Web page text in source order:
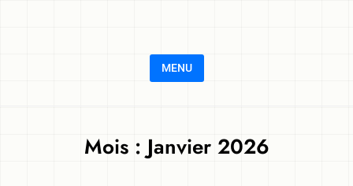
MENU
Mois : Janvier 2026